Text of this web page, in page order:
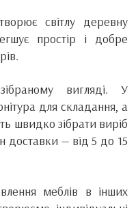
світлу деревну
простір і добре
вигляді. У
для складання, а
швидко зібрати виріб
доставки — від 5 до 15
меблів в інших